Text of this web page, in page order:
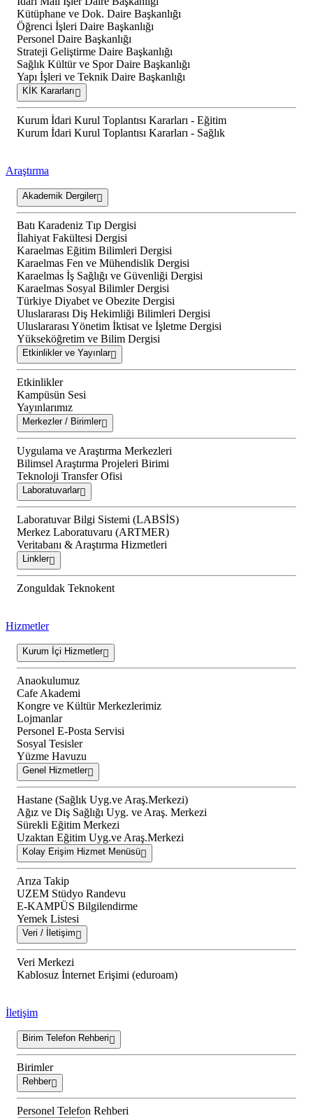
Kütüphane ve Dok. Daire Başkanlığı
Öğrenci İşleri Daire Başkanlığı
Personel Daire Başkanlığı
Strateji Geliştirme Daire Başkanlığı
Sağlık Kültür ve Spor Daire Başkanlığı
Yapı İşleri ve Teknik Daire Başkanlığı
KİK Kararları
Kurum İdari Kurul Toplantısı Kararları - Eğitim
Kurum İdari Kurul Toplantısı Kararları - Sağlık
Araştırma
Akademik Dergiler
Batı Karadeniz Tıp Dergisi
İlahiyat Fakültesi Dergisi
Karaelmas Eğitim Bilimleri Dergisi
Karaelmas Fen ve Mühendislik Dergisi
Karaelmas İş Sağlığı ve Güvenliği Dergisi
Karaelmas Sosyal Bilimler Dergisi
Türkiye Diyabet ve Obezite Dergisi
Uluslararası Diş Hekimliği Bilimleri Dergisi
Uluslararası Yönetim İktisat ve İşletme Dergisi
Yükseköğretim ve Bilim Dergisi
Etkinlikler ve Yayınlar
Etkinlikler
Kampüsün Sesi
Yayınlarımız
Merkezler / Birimler
Uygulama ve Araştırma Merkezleri
Bilimsel Araştırma Projeleri Birimi
Teknoloji Transfer Ofisi
Laboratuvarlar
Laboratuvar Bilgi Sistemi (LABSİS)
Merkez Laboratuvaru (ARTMER)
Veritabanı & Araştırma Hizmetleri
Linkler
Zonguldak Teknokent
Hizmetler
Kurum İçi Hizmetler
Anaokulumuz
Cafe Akademi
Kongre ve Kültür Merkezlerimiz
Lojmanlar
Personel E-Posta Servisi
Sosyal Tesisler
Yüzme Havuzu
Genel Hizmetler
Hastane (Sağlık Uyg.ve Araş.Merkezi)
Ağız ve Diş Sağlığı Uyg. ve Araş. Merkezi
Sürekli Eğitim Merkezi
Uzaktan Eğitim Uyg.ve Araş.Merkezi
Kolay Erişim Hizmet Menüsü
Arıza Takip
UZEM Stüdyo Randevu
E-KAMPÜS Bilgilendirme
Yemek Listesi
Veri / İletişim
Veri Merkezi
Kablosuz İnternet Erişimi (eduroam)
İletişim
Birim Telefon Rehberi
Birimler
Rehber
Personel Telefon Rehberi